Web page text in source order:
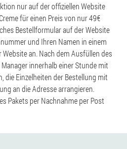
nur auf der offiziellen Website
für einen Preis von nur 49€
Bestellformular auf der Website
und Ihren Namen in einem
an. Nach dem Ausfüllen des
innerhalb einer Stunde mit
die Einzelheiten der Bestellung mit
an die Adresse arrangieren.
Pakets per Nachnahme per Post